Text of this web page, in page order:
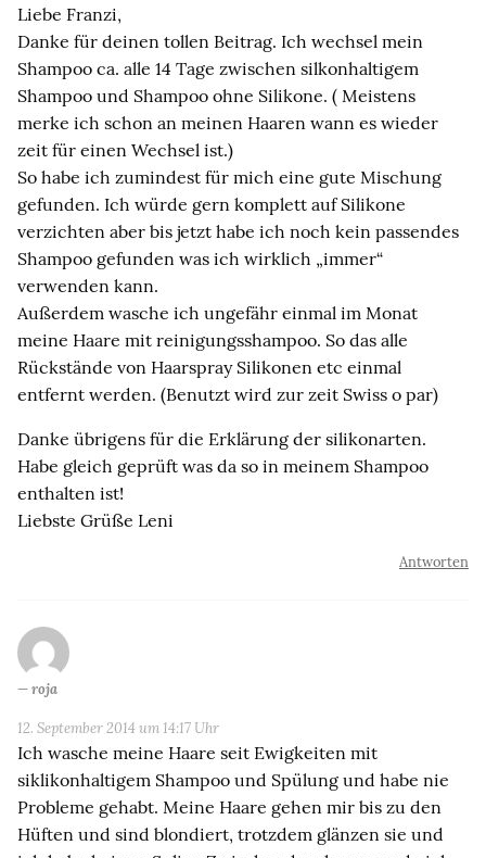
Liebe Franzi,
Danke für deinen tollen Beitrag. Ich wechsel mein
Shampoo ca. alle 14 Tage zwischen silkonhaltigem
Shampoo und Shampoo ohne Silikone. ( Meistens
merke ich schon an meinen Haaren wann es wieder
zeit für einen Wechsel ist.)
So habe ich zumindest für mich eine gute Mischung
gefunden. Ich würde gern komplett auf Silikone
verzichten aber bis jetzt habe ich noch kein passendes
Shampoo gefunden was ich wirklich „immer“
verwenden kann.
Außerdem wasche ich ungefähr einmal im Monat
meine Haare mit reinigungsshampoo. So das alle
Rückstände von Haarspray Silikonen etc einmal
entfernt werden. (Benutzt wird zur zeit Swiss o par)
Danke übrigens für die Erklärung der silikonarten.
Habe gleich geprüft was da so in meinem Shampoo
enthalten ist!
Liebste Grüße Leni
Antworten
roja
12. September 2014 um 14:17 Uhr
Ich wasche meine Haare seit Ewigkeiten mit
siklikonhaltigem Shampoo und Spülung und habe nie
Probleme gehabt. Meine Haare gehen mir bis zu den
Hüften und sind blondiert, trotzdem glänzen sie und